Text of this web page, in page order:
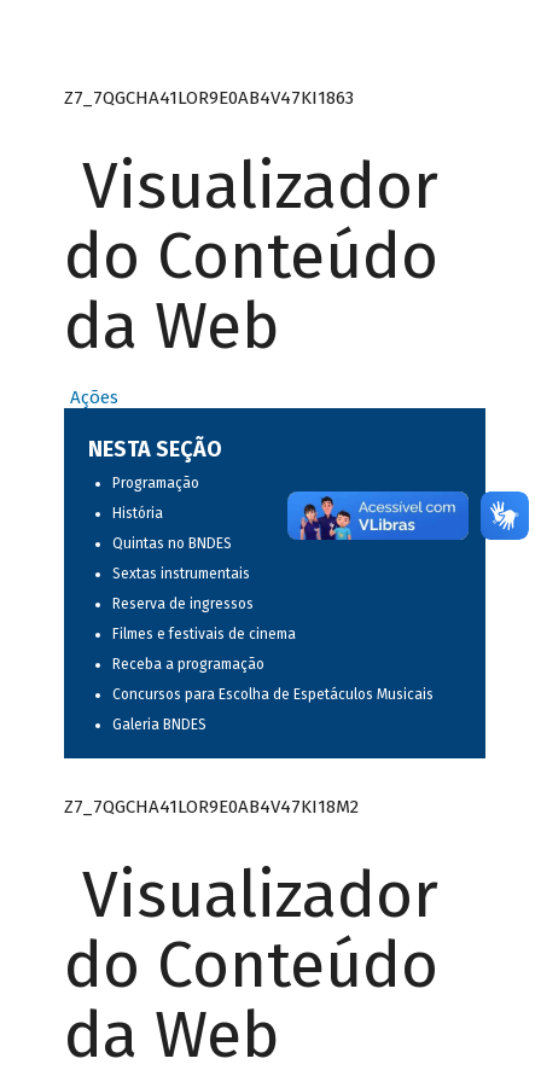
Z7_7QGCHA41LOR9E0AB4V47KI1863
Visualizador
do Conteúdo
da Web
Ações
NESTA SEÇÃO
Programação
História
Quintas no BNDES
Sextas instrumentais
Reserva de ingressos
Filmes e festivais de cinema
Receba a programação
Concursos para Escolha de Espetáculos Musicais
Galeria BNDES
Z7_7QGCHA41LOR9E0AB4V47KI18M2
Visualizador
do Conteúdo
da Web